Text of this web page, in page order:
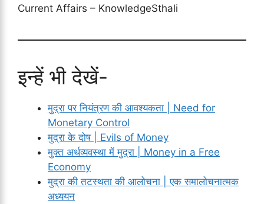
Current Affairs – KnowledgeSthali
इन्हें भी देखें-
मुद्रा पर नियंत्रण की आवश्यकता | Need for
Monetary Control
मुद्रा के दोष | Evils of Money
मुक्त अर्थव्यवस्था में मुद्रा | Money in a Free
Economy
मुद्रा की तटस्थता की आलोचना | एक समालोचनात्मक
अध्ययन